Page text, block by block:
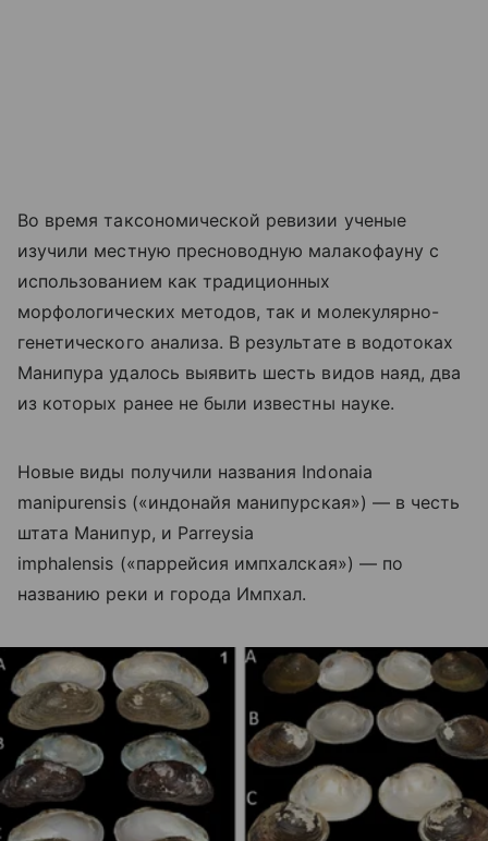
Во время таксономической ревизии ученые
изучили местную пресноводную малакофауну с
использованием как традиционных
морфологических методов, так и молекулярно-
генетического анализа. В результате в водотоках
Манипура удалось выявить шесть видов наяд, два
из которых ранее не были известны науке.
Новые виды получили названия Indonaia
manipurensis («индонайя манипурская») — в честь
штата Манипур, и Parreysia
imphalensis («паррейсия импхалская») — по
названию реки и города Импхал.